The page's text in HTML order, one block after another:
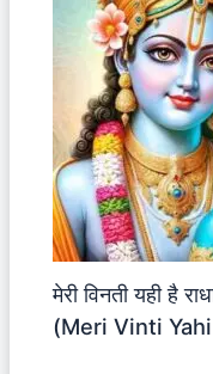
मेरी विनती यही है
(Meri Vinti